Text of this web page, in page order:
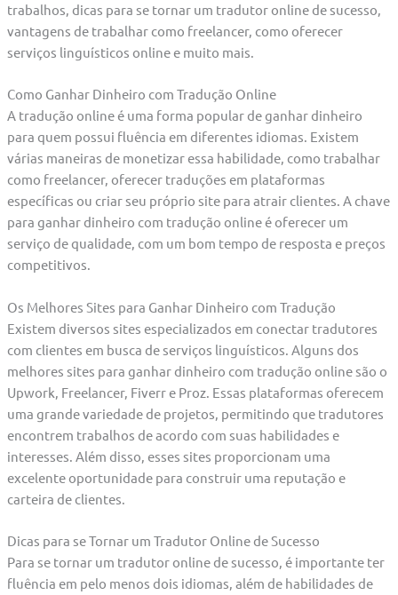
trabalhos, dicas para se tornar um tradutor online de sucesso,
vantagens de trabalhar como freelancer, como oferecer
serviços linguísticos online e muito mais.
Como Ganhar Dinheiro com Tradução Online
A tradução online é uma forma popular de ganhar dinheiro
para quem possui fluência em diferentes idiomas. Existem
várias maneiras de monetizar essa habilidade, como trabalhar
como freelancer, oferecer traduções em plataformas
específicas ou criar seu próprio site para atrair clientes. A chave
para ganhar dinheiro com tradução online é oferecer um
serviço de qualidade, com um bom tempo de resposta e preços
competitivos.
Os Melhores Sites para Ganhar Dinheiro com Tradução
Existem diversos sites especializados em conectar tradutores
com clientes em busca de serviços linguísticos. Alguns dos
melhores sites para ganhar dinheiro com tradução online são o
Upwork, Freelancer, Fiverr e Proz. Essas plataformas oferecem
uma grande variedade de projetos, permitindo que tradutores
encontrem trabalhos de acordo com suas habilidades e
interesses. Além disso, esses sites proporcionam uma
excelente oportunidade para construir uma reputação e
carteira de clientes.
Dicas para se Tornar um Tradutor Online de Sucesso
Para se tornar um tradutor online de sucesso, é importante ter
fluência em pelo menos dois idiomas, além de habilidades de